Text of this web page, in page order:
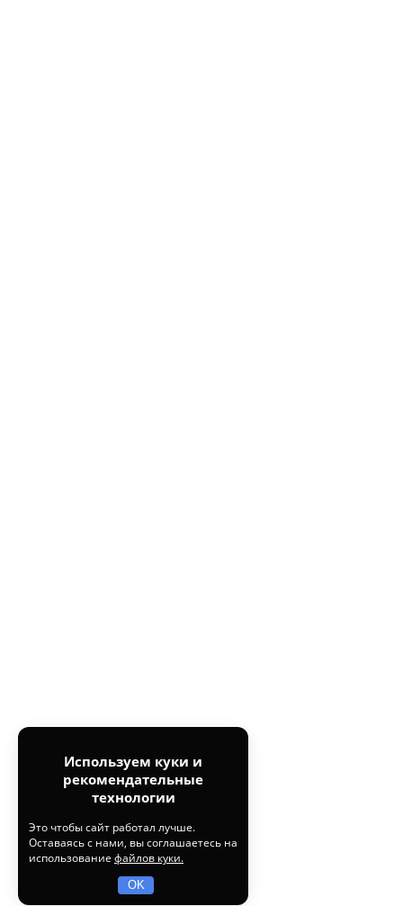
Используем куки и
рекомендательные
технологии
Это чтобы сайт работал лучше.
Оставаясь с нами, вы соглашаетесь на
использование файлов куки.
OK